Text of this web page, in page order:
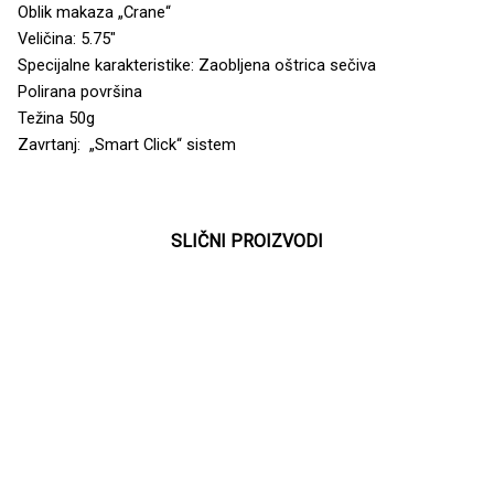
Oblik makaza „Crane“
Veličina: 5.75"
Specijalne karakteristike: Zaobljena oštrica sečiva
Polirana površina
Težina 50g
Zavrtanj: „Smart Click“ sistem
SLIČNI PROIZVODI